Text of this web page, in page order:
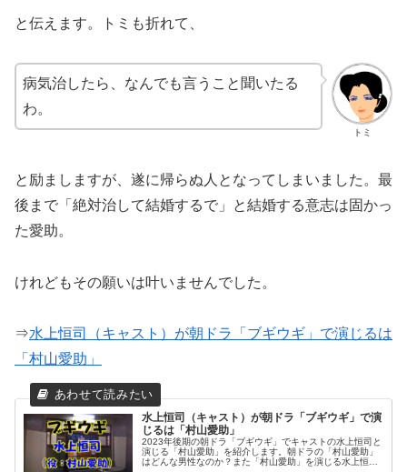
と伝えます。トミも折れて、
トミ
病気治したら、なんでも言うこと聞いたる
わ。
と励ましますが、遂に帰らぬ人となってしまいました。最
後まで「絶対治して結婚するで」と結婚する意志は固かっ
た愛助。
けれどもその願いは叶いませんでした。
⇒水上恒司（キャスト）が朝ドラ「ブギウギ」で演じるは
「村山愛助」
水上恒司（キャスト）が朝ドラ「ブギウギ」で演
じるは「村山愛助」
2023年後期の朝ドラ「ブギウギ」でキャストの水上恒司と
演じる「村山愛助」を紹介します。朝ドラの「村山愛助」
はどんな男性なのか？また「村山愛助」を演じる水上恒司